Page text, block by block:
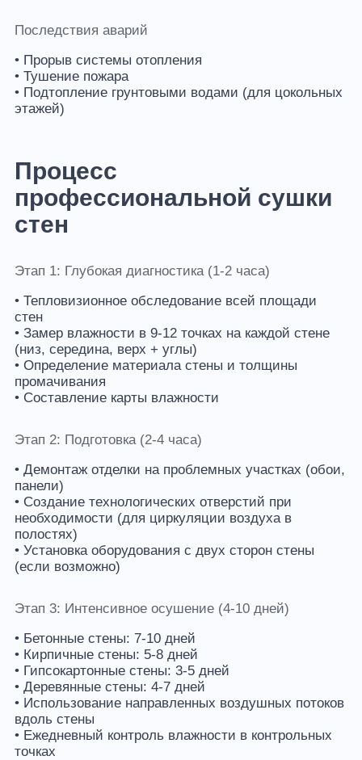
Последствия аварий
• Прорыв системы отопления
• Тушение пожара
• Подтопление грунтовыми водами (для цокольных
этажей)
Процесс
профессиональной сушки
стен
Этап 1: Глубокая диагностика (1-2 часа)
• Тепловизионное обследование всей площади
стен
• Замер влажности в 9-12 точках на каждой стене
(низ, середина, верх + углы)
• Определение материала стены и толщины
промачивания
• Составление карты влажности
Этап 2: Подготовка (2-4 часа)
• Демонтаж отделки на проблемных участках (обои,
панели)
• Создание технологических отверстий при
необходимости (для циркуляции воздуха в
полостях)
• Установка оборудования с двух сторон стены
(если возможно)
Этап 3: Интенсивное осушение (4-10 дней)
• Бетонные стены: 7-10 дней
• Кирпичные стены: 5-8 дней
• Гипсокартонные стены: 3-5 дней
• Деревянные стены: 4-7 дней
• Использование направленных воздушных потоков
вдоль стены
• Ежедневный контроль влажности в контрольных
точках